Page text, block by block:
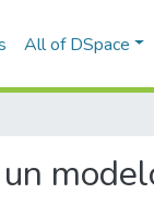
All of DSpace